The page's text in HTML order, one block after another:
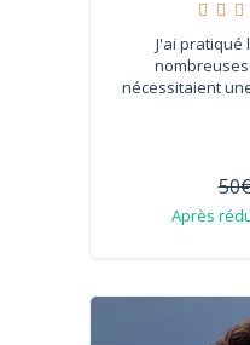
J'ai pratiqué
nécessitaient
Après